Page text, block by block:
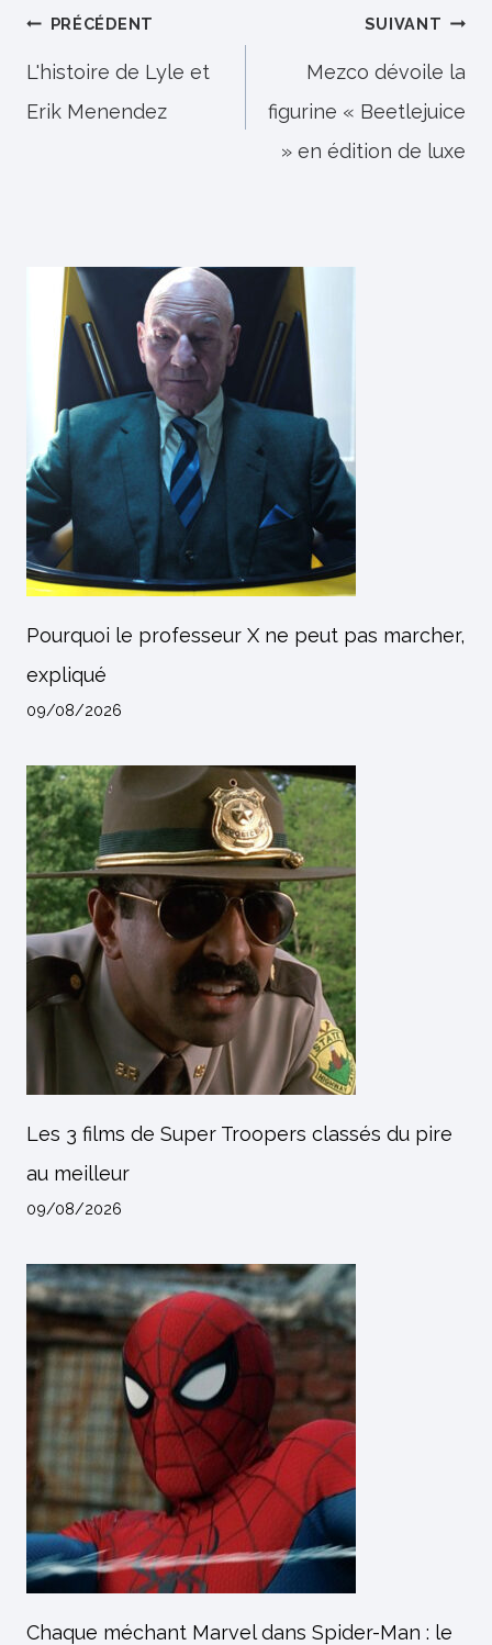
Navigation
de
l’article
PRÉCÉDENT
L'histoire de Lyle et
Erik Menendez
SUIVANT
Mezco dévoile la
figurine « Beetlejuice
» en édition de luxe
Pourquoi le professeur X ne peut pas marcher,
expliqué
09/08/2026
Les 3 films de Super Troopers classés du pire
au meilleur
09/08/2026
Chaque méchant Marvel dans Spider-Man : le